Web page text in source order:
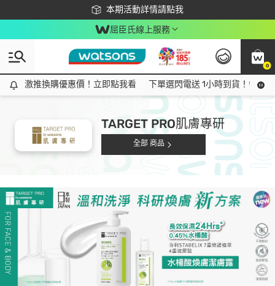
本期活動詳情請點我
下載app最高回饋$350
屈臣氏線上服務
0
激推換購優惠價！立即點我看
激推換購優惠價！立即點我看 下單選閃電送 1小時到貨！領神
TARGET PRO肌膚專研
全部 商品